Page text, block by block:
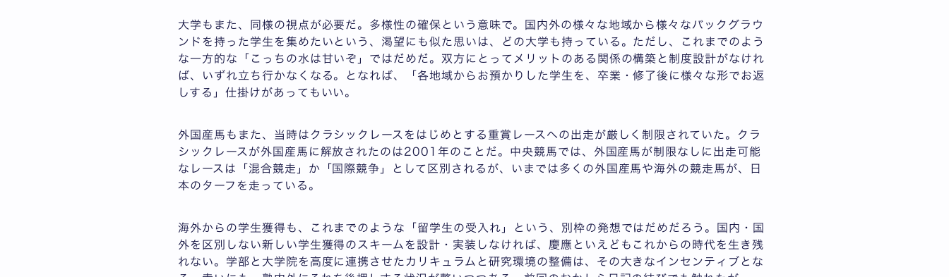
大学もまた、同様の視点が必要だ。多様性の確保という意味で。国内外の様々な地域から様々なバックグラウ
ンドを持った学生を集めたいという、渇望にも似た思いは、どの大学も持っている。ただし、これまでのよう
な一方的な「こっちの水は甘いぞ」ではだめだ。双方にとってメリットのある関係の構築と制度設計がなけれ
ば、いずれ立ち行かなくなる。となれば、「各地域からお預かりした学生を、卒業・修了後に様々な形でお返
しする」仕掛けがあってもいい。
外国産馬もまた、当時はクラシックレースをはじめとする重賞レースへの出走が厳しく制限されていた。クラ
シックレースが外国産馬に解放されたのは2001年のことだ。中央競馬では、外国産馬が制限なしに出走可能
なレースは「混合競走」か「国際競争」として区別されるが、いまでは多くの外国産馬や海外の競走馬が、日
本のターフを走っている。
海外からの学生獲得も、これまでのような「留学生の受入れ」という、別枠の発想ではだめだろう。国内・国
外を区別しない新しい学生獲得のスキームを設計・実装しなければ、慶應といえどもこれからの時代を生き残
れない。学部と大学院を高度に連携させたカリキュラムと研究環境の整備は、その大きなインセンティブとな